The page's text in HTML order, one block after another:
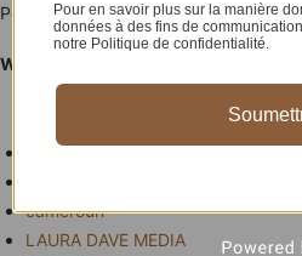
Pour en savoir plus cliquezici
William Nlep
TAGS
cameroun
LAURA DAVE MEDIA
Pour en savoir plus sur la manière
données à des fins de
notre Politique de confidentialité.